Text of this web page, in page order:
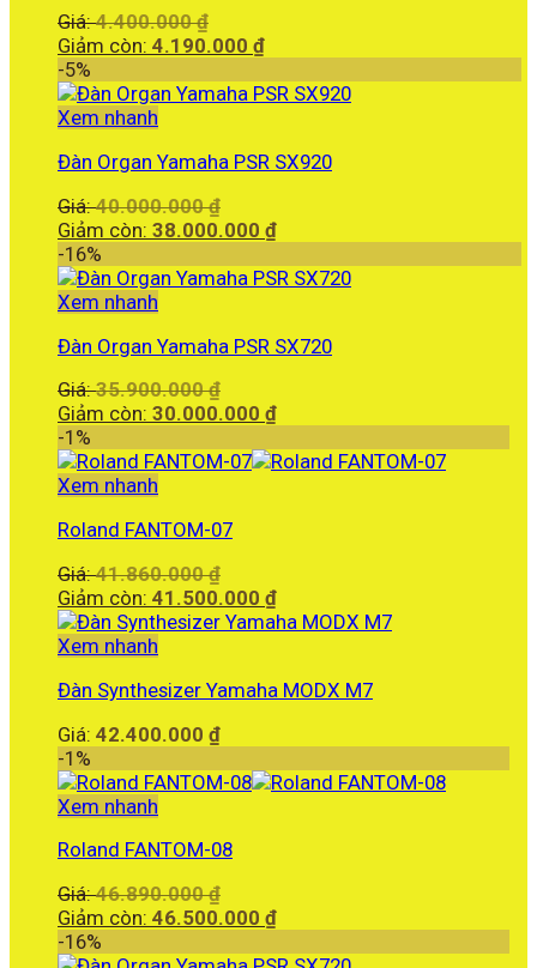
Giá:4.400.000₫
gốc
4.400.000 ₫.
Giảm còn: 4.190.000 ₫Giá
tại
-5%
Xem nhanh
Đàn Organ Yamaha PSR SX920
Giá:40.000.000₫
gốc
40.000.000 ₫.
Giảm còn: 38.000.000 ₫Giá
tại
-16%
Xem nhanh
Đàn Organ Yamaha PSR SX720
Giá:35.900.000₫
gốc
35.900.000 ₫.
Giảm còn: 30.000.000 ₫Giá
tại
-1%
Xem nhanh
Roland FANTOM-07
Giá:41.860.000₫
gốc
là:
Giảm còn: 41.500.000 ₫Giá
hiện
41.500.000 ₫.
Xem nhanh
Đàn Synthesizer Yamaha MODX M7
Giá: 42.400.000 ₫
-1%
Xem nhanh
Roland FANTOM-08
Giá:46.890.000₫
gốc
Giảm còn: 46.500.000 ₫Giá
-16%